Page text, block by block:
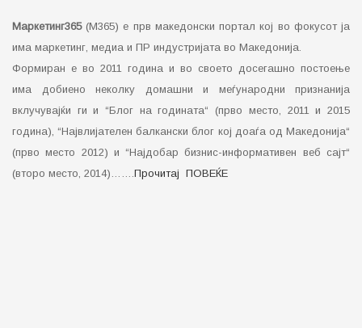
Маркетинг365(М365) е прв македонски портал кој во фокусот ја
има маркетинг, медиа и ПР индустријата во Македонија.
Формиран е во 2011 година и во своето досегашно постоење
има добиено неколку домашни и меѓународни признанија
вклучувајќи ги и “Блог на годината“ (прво место, 2011 и 2015
година), “Највлијателен балкански блог кој доаѓа од Македонија“
(прво место 2012) и “Најдобар бизнис-информативен веб сајт“
(второ место, 2014)……. Прочитај ПОВЕЌЕ